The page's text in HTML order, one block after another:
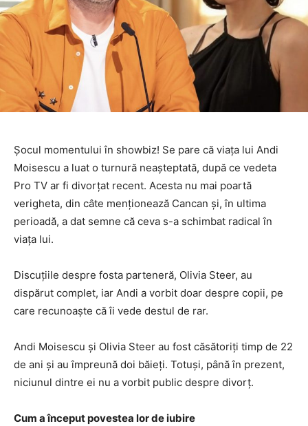
Şocul momentului în showbiz! Se pare că viața lui Andi
Moisescu a luat o turnură neașteptată, după ce vedeta
Pro TV ar fi divorțat recent. Acesta nu mai poartă
verigheta, din câte menţionează Cancan și, în ultima
perioadă, a dat semne că ceva s-a schimbat radical în
viața lui.
Discuțiile despre fosta parteneră, Olivia Steer, au
dispărut complet, iar Andi a vorbit doar despre copii, pe
care recunoaște că îi vede destul de rar.
Andi Moisescu și Olivia Steer au fost căsătoriți timp de 22
de ani și au împreună doi băieți. Totuşi, până în prezent,
niciunul dintre ei nu a vorbit public despre divorţ.
Cum a început povestea lor de iubire